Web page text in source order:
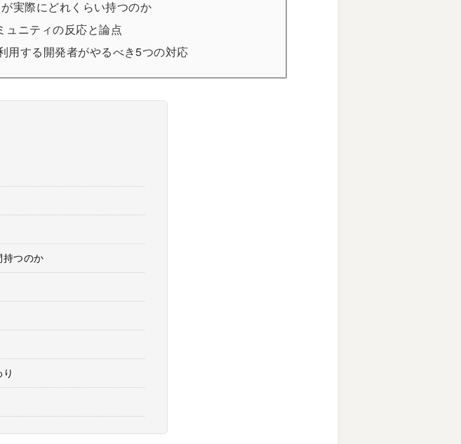
実際にどれくらい持つのか
ニティの反応と論点
する開発者がやるべき5つの対応
持つのか